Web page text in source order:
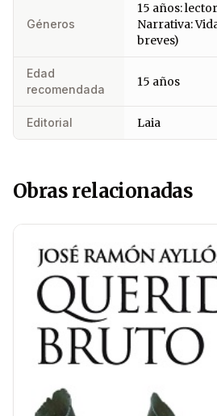
Géneros
15 años:
Narrativa:
breves)
Edad
recomendada
15 años
Editorial Laia
Obras relacionadas